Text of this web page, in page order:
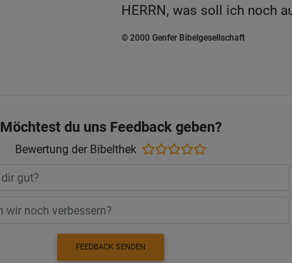
HERRN, was soll ich noch
© 2000 Genfer Bibelgesellschaft
Möchtest du uns Feedback geben?
Bewertung der Bibelthek
FEEDBACK SENDEN